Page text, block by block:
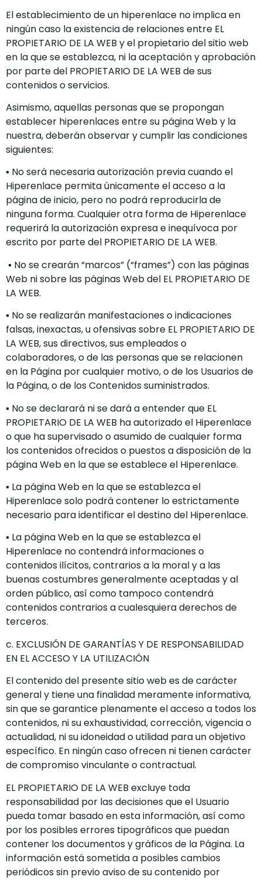
El establecimiento de un hiperenlace no implica en
ningún caso la existencia de relaciones entre EL
PROPIETARIO DE LA WEB y el propietario del sitio web
en la que se establezca, ni la aceptación y aprobación
por parte del PROPIETARIO DE LA WEB de sus
contenidos o servicios.
Asimismo, aquellas personas que se propongan
establecer hiperenlaces entre su página Web y la
nuestra, deberán observar y cumplir las condiciones
siguientes:
▪ No será necesaria autorización previa cuando el
Hiperenlace permita únicamente el acceso a la
página de inicio, pero no podrá reproducirla de
ninguna forma. Cualquier otra forma de Hiperenlace
requerirá la autorización expresa e inequívoca por
escrito por parte del PROPIETARIO DE LA WEB.
▪ No se crearán “marcos” (“frames”) con las páginas
Web ni sobre las páginas Web del EL PROPIETARIO DE
LA WEB.
▪ No se realizarán manifestaciones o indicaciones
falsas, inexactas, u ofensivas sobre EL PROPIETARIO DE
LA WEB, sus directivos, sus empleados o
colaboradores, o de las personas que se relacionen
en la Página por cualquier motivo, o de los Usuarios de
la Página, o de los Contenidos suministrados.
▪ No se declarará ni se dará a entender que EL
PROPIETARIO DE LA WEB ha autorizado el Hiperenlace
o que ha supervisado o asumido de cualquier forma
los contenidos ofrecidos o puestos a disposición de la
página Web en la que se establece el Hiperenlace.
▪ La página Web en la que se establezca el
Hiperenlace solo podrá contener lo estrictamente
necesario para identificar el destino del Hiperenlace.
▪ La página Web en la que se establezca el
Hiperenlace no contendrá informaciones o
contenidos ilícitos, contrarios a la moral y a las
buenas costumbres generalmente aceptadas y al
orden público, así como tampoco contendrá
contenidos contrarios a cualesquiera derechos de
terceros.
c. EXCLUSIÓN DE GARANTÍAS Y DE RESPONSABILIDAD
EN EL ACCESO Y LA UTILIZACIÓN
El contenido del presente sitio web es de carácter
general y tiene una finalidad meramente informativa,
sin que se garantice plenamente el acceso a todos los
contenidos, ni su exhaustividad, corrección, vigencia o
actualidad, ni su idoneidad o utilidad para un objetivo
específico. En ningún caso ofrecen ni tienen carácter
de compromiso vinculante o contractual.
EL PROPIETARIO DE LA WEB excluye toda
responsabilidad por las decisiones que el Usuario
pueda tomar basado en esta información, así como
por los posibles errores tipográficos que puedan
contener los documentos y gráficos de la Página. La
información está sometida a posibles cambios
periódicos sin previo aviso de su contenido por